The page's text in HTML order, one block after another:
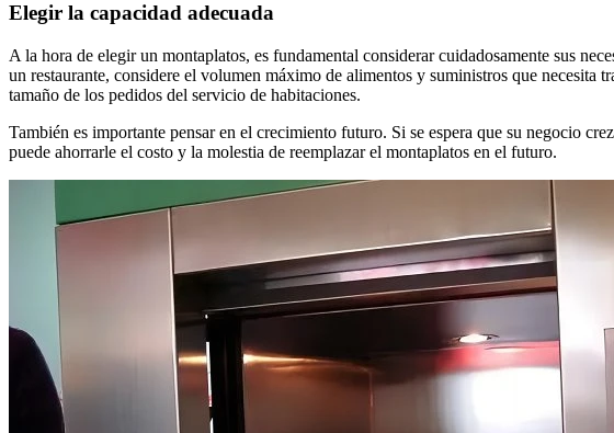
Elegir la capacidad adecuada
A la hora de elegir un montaplatos, es fundamental considerar cuidadosamente sus
un restaurante, considere el volumen máximo de alimentos y suministros que
tamaño de los pedidos del servicio de habitaciones.
También es importante pensar en el crecimiento futuro. Si se espera que su negocio
puede ahorrarle el costo y la molestia de reemplazar el montaplatos en el futuro.